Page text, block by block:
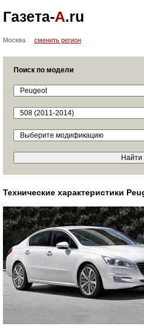
Газета-А.ru
Москва сменить регион
Поиск по модели
Технические характеристики